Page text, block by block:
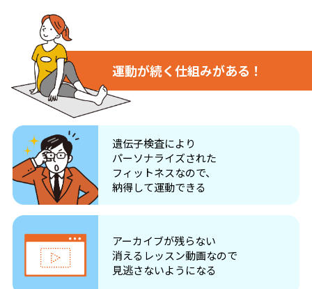
運動が続く仕組みがある！
遺伝子検査により
パーソナライズされた
フィットネスなので、
納得して運動できる
アーカイブが残らない
消えるレッスン動画なので
見逃さないようになる